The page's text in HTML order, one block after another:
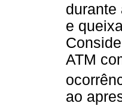
durante
e
ATM
ao